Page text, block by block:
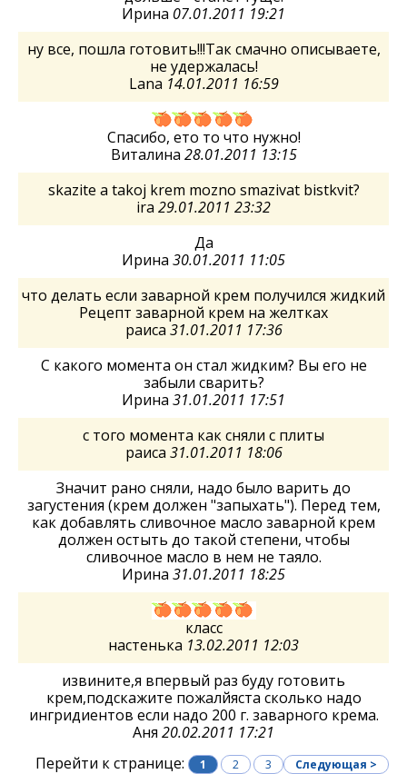
Ирина 07.01.2011 19:21
ну все, пошла готовить!!!Так смачно описываете,
не удержалась!
Lana 14.01.2011 16:59
Спасибо, ето то что нужно!
Виталина 28.01.2011 13:15
skazite a takoj krem mozno smazivat bistkvit?
ira 29.01.2011 23:32
Да
Ирина 30.01.2011 11:05
что делать если заварной крем получился жидкий
Рецепт заварной крем на желтках
раиса 31.01.2011 17:36
С какого момента он стал жидким? Вы его не
забыли сварить?
Ирина 31.01.2011 17:51
с того момента как сняли с плиты
раиса 31.01.2011 18:06
Значит рано сняли, надо было варить до
загустения (крем должен "запыхать"). Перед тем,
как добавлять сливочное масло заварной крем
должен остыть до такой степени, чтобы
сливочное масло в нем не таяло.
Ирина 31.01.2011 18:25
класс
настенька 13.02.2011 12:03
извините,я впервый раз буду готовить
крем,подскажите пожалйяста сколько надо
ингридиентов если надо 200 г. заварного крема.
Аня 20.02.2011 17:21
Перейти к странице:
1 2 3 Следующая >